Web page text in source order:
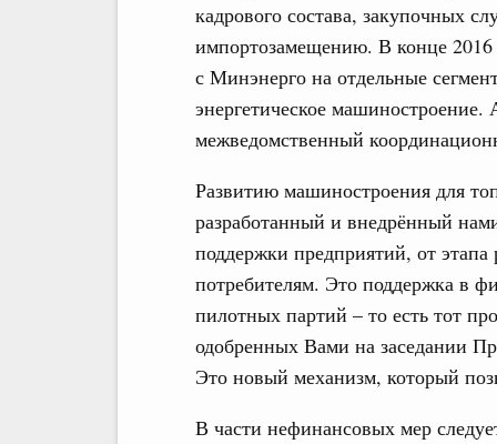
кадрового состава, закупочных
импортозамещению. В конце
с Минэнерго на отдельные
энергетическое
межведомственный
Развитию машиностроения для
разработанный и внедрённый
поддержки предприятий, от
потребителям. Это поддержка в
пилотных партий – то есть тот
одобренных Вами на заседании
Это новый механизм, который
В части нефинансовых мер